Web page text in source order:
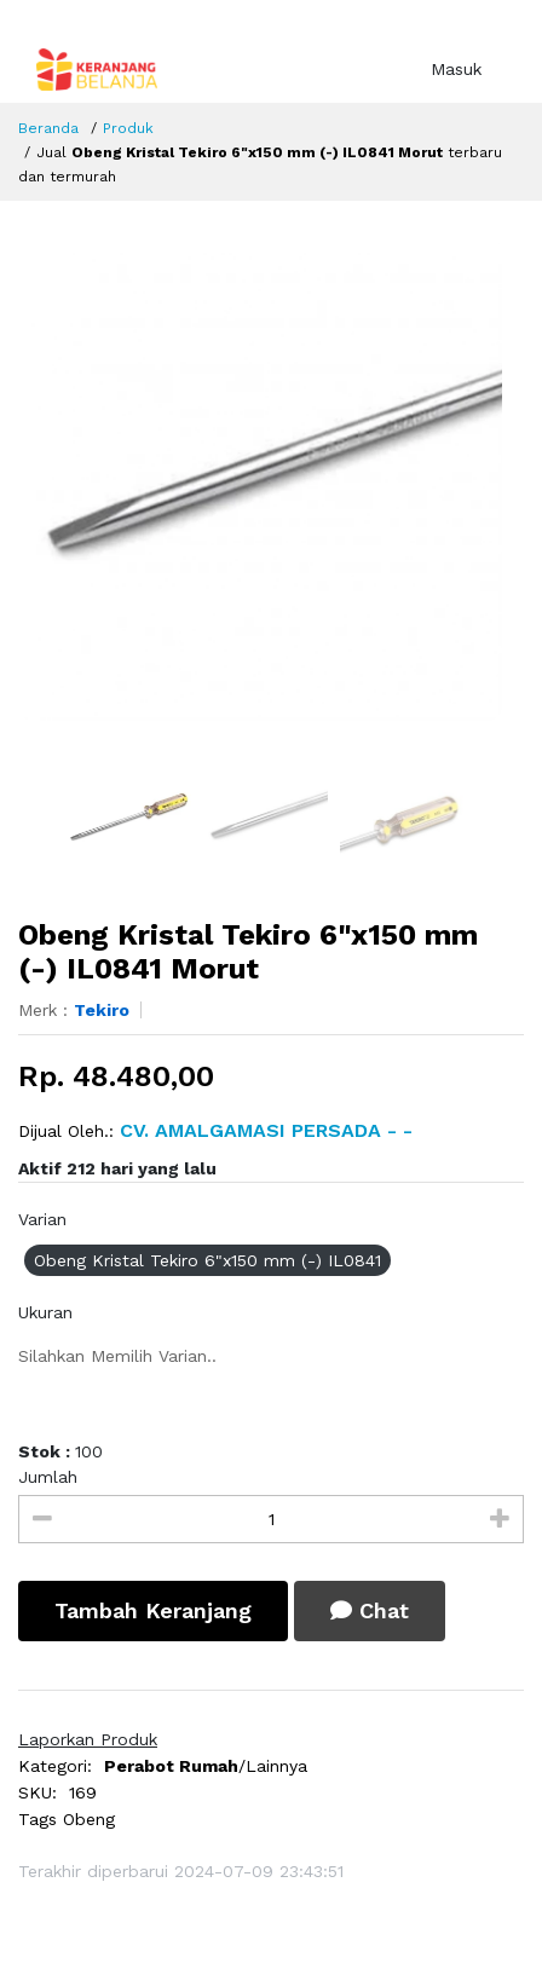
Masuk
Beranda
Produk
Jual Obeng Kristal Tekiro 6"x150 mm (-) IL0841 Morut terbaru
dan termurah
Obeng Kristal Tekiro 6"x150 mm
(-) IL0841 Morut
Merk : Tekiro
Rp. 48.480,00
Dijual Oleh.: CV. AMALGAMASI PERSADA - -
Aktif 212 hari yang lalu
Varian
Obeng Kristal Tekiro 6"x150 mm (-) IL0841
Ukuran
Silahkan Memilih Varian..
Stok : 100
Jumlah
Tambah Keranjang Chat
Laporkan Produk
Kategori:
Perabot Rumah/Lainnya
SKU:
169
Tags Obeng
Terakhir diperbarui 2024-07-09 23:43:51